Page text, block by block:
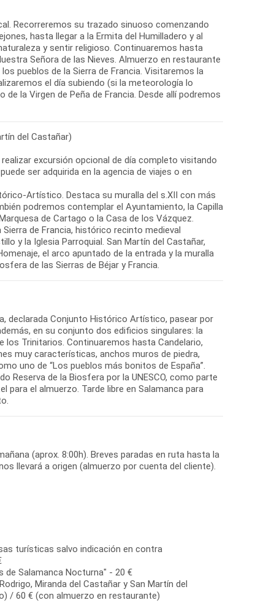
Recorreremos su trazado sinuoso comenzando
hasta llegar a la Ermita del Humilladero y al
y sentir religioso. Continuaremos hasta
Señora de las Nieves. Almuerzo en restaurante
pueblos de la Sierra de Francia. Visitaremos la
el día subiendo (si la meteorología lo
la Virgen de Peña de Francia. Desde allí podremos
del Castañar)
excursión opcional de día completo visitando
ser adquirida en la agencia de viajes o en
Artístico. Destaca su muralla del s.XII con más
podremos contemplar el Ayuntamiento, la Capilla
de Cartago o la Casa de los Vázquez.
de Francia, histórico recinto medieval
y la Iglesia Parroquial. San Martín del Castañar,
el arco apuntado de la entrada y la muralla
de las Sierras de Béjar y Francia.
declarada Conjunto Histórico Artístico, pasear por
en su conjunto dos edificios singulares: la
los Trinitarios. Continuaremos hasta Candelario,
muy características, anchos muros de piedra,
uno de “Los pueblos más bonitos de España”.
Reserva de la Biosfera por la UNESCO, como parte
para el almuerzo. Tarde libre en Salamanca para
(aprox. 8:00h). Breves paradas en ruta hasta la
llevará a origen (almuerzo por cuenta del cliente).
turísticas salvo indicación en contra
de Salamanca Nocturna" - 20 €
Miranda del Castañar y San Martín del
/ 60 € (con almuerzo en restaurante)